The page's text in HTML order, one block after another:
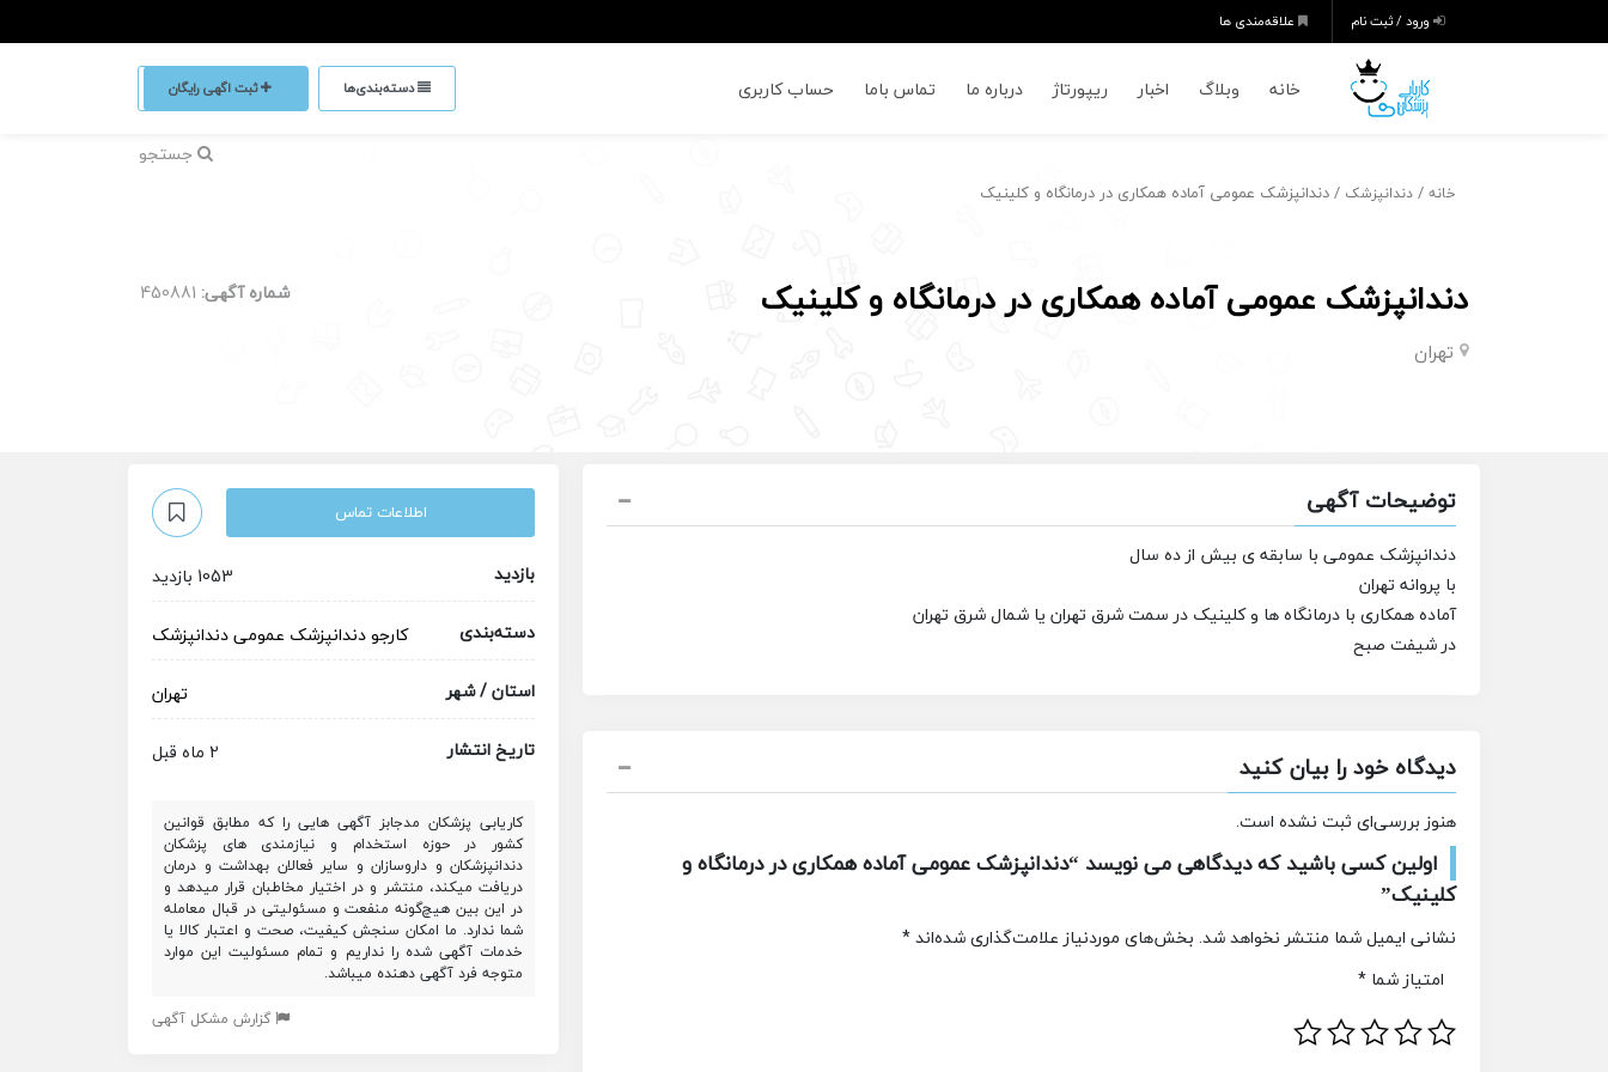
ورود / ثبت نام علاقه‌مندی ها
خانه وبلاگ اخبار ریپورتاژ درباره ما تماس باما حساب کاربری دسته‌بندی‌ها ثبت اگهی رایگان
جستجو
خانه / دندانپزشک / دندانپزشک عمومی آماده همکاری در درمانگاه و کلینیک
دندانپزشک عمومی آماده همکاری در درمانگاه و کلینیک
تهران
شماره آگهی: 450881
توضیحات آگهی
دندانپزشک عمومی با سابقه ی بیش از ده سال
با پروانه تهران
آماده همکاری با درمانگاه ها و کلینیک در سمت شرق تهران یا شمال شرق تهران
در شیفت صبح
دیدگاه خود را بیان کنید
هنوز بررسی‌ای ثبت نشده است.
اولین کسی باشید که دیدگاهی می نویسد “دندانپزشک عمومی آماده همکاری در درمانگاه و
کلینیک”
نشانی ایمیل شما منتشر نخواهد شد. بخش‌های موردنیاز علامت‌گذاری شده‌اند*
امتیاز شما *
اطلاعات تماس
بازدید
1053 بازدید
دسته‌بندی
کارجودندانپزشک عمومیدندانپزشک
استان / شهر
تهران
تاریخ انتشار
2 ماه قبل
کاریابی پزشکان مدجابز آگهی هایی را که مطابق قوانین
کشور در حوزه استخدام و نیازمندی های پزشکان
دندانپزشکان و داروسازان و سایر فعالان بهداشت و درمان
دریافت میکند، منتشر و در اختیار مخاطبان قرار میدهد و
در این بین هیچ‌گونه منفعت و مسئولیتی در قبال معامله
شما ندارد. ما امکان سنجش کیفیت، صحت و اعتبار کالا یا
خدمات آگهی شده را نداریم و تمام مسئولیت این موارد
متوجه فرد آگهی دهنده میباشد.
گزارش مشکل آگهی